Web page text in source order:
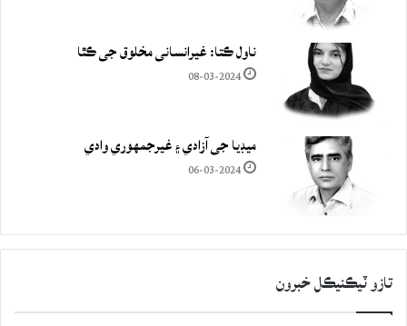
ناول ڪتا: غيرانساني مخلوق جي ڪٿا
08-03-2024
ميڊيا جي آزادي ۽ غيرجمھوري وادي
06-03-2024
تازو ٽيڪنيڪل خبرون